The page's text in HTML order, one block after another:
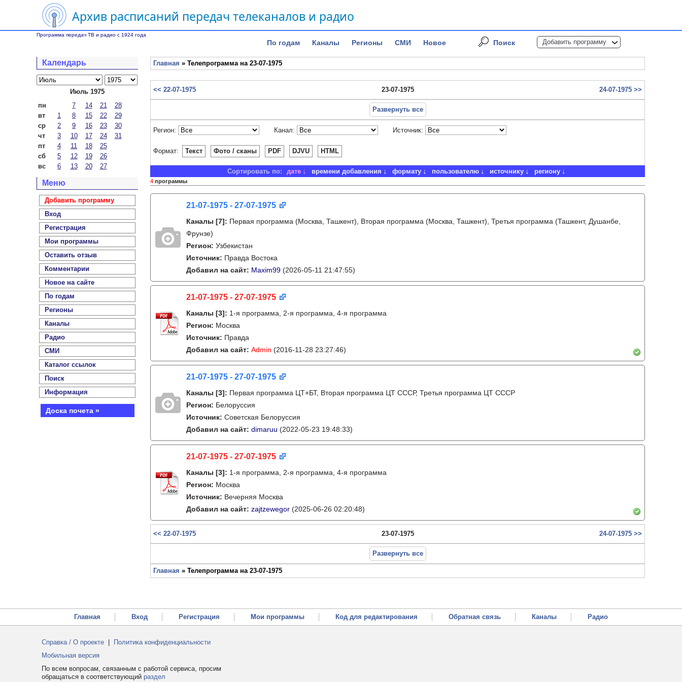
Архив расписаний передач телеканалов и радио
Программа передач ТВ и радио с 1924 года
По годам Каналы Регионы СМИ Новое Поиск Добавить программу
Календарь
Июль 1975
пн
7 14 21
28
вт
1 8 15 22
29
ср
2 9 16 23
30
чт
3 10 17 24
31
пт
4 11 18
25
сб
5 12 19
26
вс
6 13 20 27
Меню
Добавить программу
Вход
Регистрация
Мои программы
Оставить отзыв
Комментарии
Новое на сайте
По годам
Регионы
Каналы
Радио
СМИ
Каталог ссылок
Поиск
Информация
Доска почета »
Главная » Телепрограмма на 23-07-1975
<< 22-07-1975 23-07-1975 24-07-1975 >>
Развернуть все
Регион: Канал: Источник:
Формат: Текст Фото / сканы PDF DJVU HTML
Сортировать по: дате времени добавления формату пользователю источнику региону
4 программы
21-07-1975 - 27-07-1975
Каналы [7]: Первая программа (Москва, Ташкент), Вторая программа (Москва, Ташкент), Третья программа (Ташкент, Душанбе,
Фрунзе)
Регион: Узбекистан
Источник: Правда Востока
Добавил на сайт: Maxim99 (2026-05-11 21:47:55)
21-07-1975 - 27-07-1975
Каналы [3]: 1-я программа, 2-я программа, 4-я программа
Регион: Москва
Источник: Правда
Добавил на сайт: Admin (2016-11-28 23:27:46)
21-07-1975 - 27-07-1975
Каналы [3]: Первая программа ЦТ+БТ, Вторая программа ЦТ ССCР, Третья программа ЦТ ССCР
Регион: Белоруссия
Источник: Советская Белоруссия
Добавил на сайт: dimaruu (2022-05-23 19:48:33)
21-07-1975 - 27-07-1975
Каналы [3]: 1-я программа, 2-я программа, 4-я программа
Регион: Москва
Источник: Вечерняя Москва
Добавил на сайт: zajtzewegor (2025-06-26 02:20:48)
<< 22-07-1975 23-07-1975 24-07-1975 >>
Развернуть все
Главная » Телепрограмма на 23-07-1975
Главная Вход Регистрация Мои программы Код для редактирования Обратная связь Каналы Радио
Справка / О проекте
Политика конфиденциальности
Мобильная версия
По всем вопросам, связанным с работой сервиса, просим
обращаться в соответствующий раздел